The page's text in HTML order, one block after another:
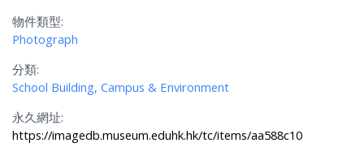
物件類型:
Photograph
分類:
School Building, Campus & Environment
永久網址:
https://imagedb.museum.eduhk.hk/tc/items/aa588c10